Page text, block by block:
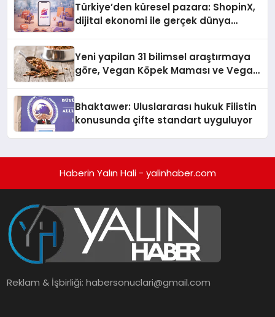
Türkiye’den küresel pazara: ShopinX,
dijital ekonomi ile gerçek dünya
Yeni yapilan 31 bilimsel araştırmaya
göre, Vegan Köpek Maması ve Vegan
Bhaktawer: Uluslararası hukuk Filistin
konusunda çifte standart uyguluyor
Haberin Yalın Hali - yalinhaber.com
Reklam & İşbirliği:habersonuclari@gmail.com